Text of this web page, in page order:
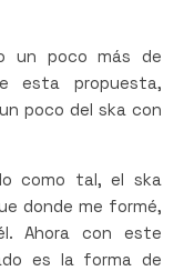
un poco más de
esta propuesta,
poco del ska con
como tal, el ska
donde me formé,
Ahora con este
es la forma de